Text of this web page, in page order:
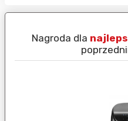
Nagroda dla